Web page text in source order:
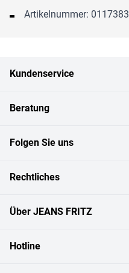
Artikelnummer: 0117383
Kundenservice
Beratung
Folgen Sie uns
Rechtliches
Über JEANS FRITZ
Hotline